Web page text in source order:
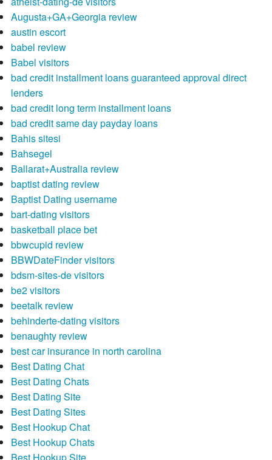
Augusta+GA+Georgia review
austin escort
babel review
Babel visitors
bad credit installment loans guaranteed approval direct
lenders
bad credit long term installment loans
bad credit same day payday loans
Bahis sitesi
Bahsegel
Ballarat+Australia review
baptist dating review
Baptist Dating username
bart-dating visitors
basketball place bet
bbwcupid review
BBWDateFinder visitors
bdsm-sites-de visitors
be2 visitors
beetalk review
behinderte-dating visitors
benaughty review
best car insurance in north carolina
Best Dating Chat
Best Dating Chats
Best Dating Site
Best Dating Sites
Best Hookup Chat
Best Hookup Chats